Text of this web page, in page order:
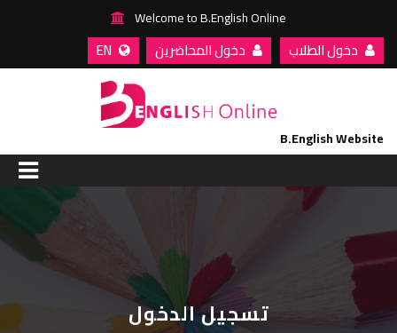
Welcome to B.English Online
دخول الطلاب دخول المحاضرين
B.English Website
من نحن
مسارات التعليم
تسجيل الدخول